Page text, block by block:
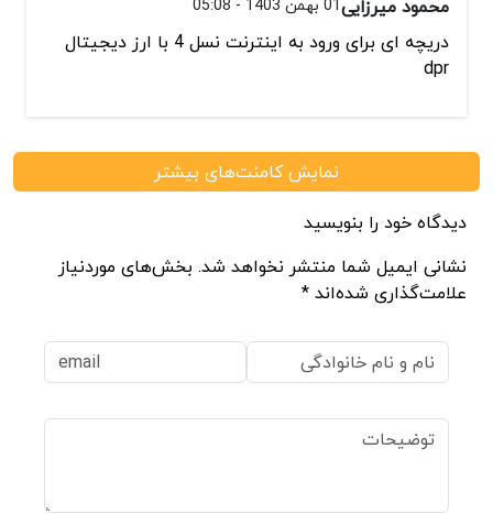
محمود میرزایی
دریچه ای برای ورود به اینترنت نسل 4 با ارز دیجیتال
dpr
نمایش کامنت‌های بیشتر
دیدگاه خود را بنویسید
نشانی ایمیل شما منتشر نخواهد شد. بخش‌های موردنیاز
علامت‌گذاری شده‌اند *